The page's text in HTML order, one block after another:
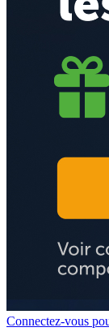
Connectez-vous